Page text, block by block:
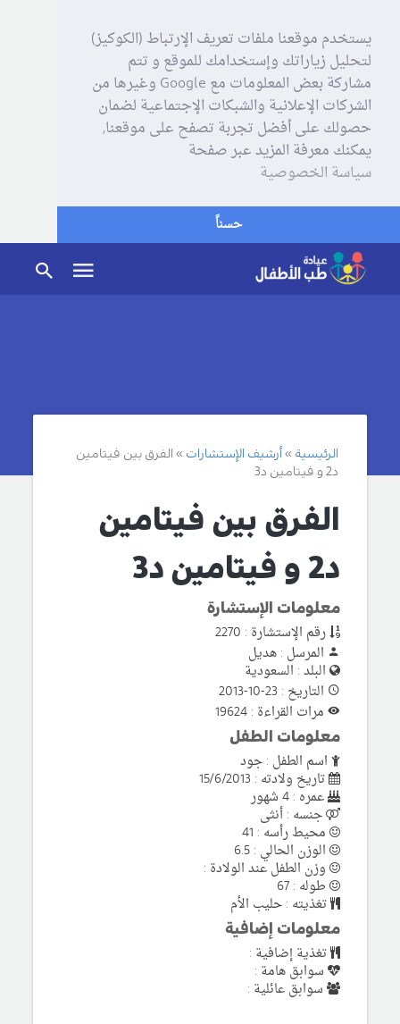
يستخدم موقعنا ملفات تعريف الإرتباط (الكوكيز)
لتحليل زياراتك وإستخدامك للموقع و تتم
مشاركة بعض المعلومات مع Google وغيرها من
الشركات الإعلانية والشبكات الإجتماعية لضمان
حصولك على أفضل تجربة تصفح على موقعنا,
يمكنك معرفة المزيد عبر صفحة
سياسة الخصوصية
حسناً
الرئيسية أرشيف الإستشارات
الفرق بين فيتامين
د2 و فيتامين د3
الفرق بين فيتامين
د2 و فيتامين د3
معلومات الإستشارة
رقم الإستشارة : 2270
المرسل : هديل
البلد : السعودية
التاريخ : 23-10-2013
مرات القراءة : 19624
معلومات الطفل
اسم الطفل : جود
تاريخ ولادته : 15/6/2013
عمره : 4 شهور
جنسه : أنثى
محيط رأسه : 41
الوزن الحالي : 6.5
وزن الطفل عند الولادة :
طوله : 67
تغذيته : حليب الأم
معلومات إضافية
تغذية إضافية :
سوابق هامة :
سوابق عائلية :